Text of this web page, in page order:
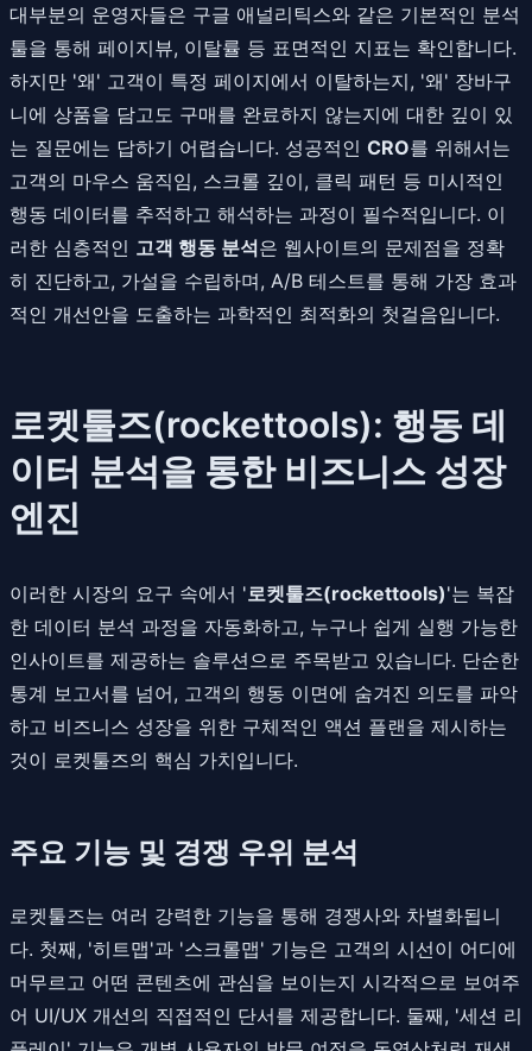
대부분의 운영자들은 구글 애널리틱스와 같은 기본적인 분석
툴을 통해 페이지뷰, 이탈률 등 표면적인 지표는 확인합니다.
하지만 '왜' 고객이 특정 페이지에서 이탈하는지, '왜' 장바구
니에 상품을 담고도 구매를 완료하지 않는지에 대한 깊이 있
는 질문에는 답하기 어렵습니다. 성공적인 CRO를 위해서는
고객의 마우스 움직임, 스크롤 깊이, 클릭 패턴 등 미시적인
행동 데이터를 추적하고 해석하는 과정이 필수적입니다. 이
러한 심층적인 고객 행동 분석은 웹사이트의 문제점을 정확
히 진단하고, 가설을 수립하며, A/B 테스트를 통해 가장 효과
적인 개선안을 도출하는 과학적인 최적화의 첫걸음입니다.
로켓툴즈(rockettools): 행동 데
이터 분석을 통한 비즈니스 성장
엔진
이러한 시장의 요구 속에서 '로켓툴즈(rockettools)'는 복잡
한 데이터 분석 과정을 자동화하고, 누구나 쉽게 실행 가능한
인사이트를 제공하는 솔루션으로 주목받고 있습니다. 단순한
통계 보고서를 넘어, 고객의 행동 이면에 숨겨진 의도를 파악
하고 비즈니스 성장을 위한 구체적인 액션 플랜을 제시하는
것이 로켓툴즈의 핵심 가치입니다.
주요 기능 및 경쟁 우위 분석
로켓툴즈는 여러 강력한 기능을 통해 경쟁사와 차별화됩니
다. 첫째, '히트맵'과 '스크롤맵' 기능은 고객의 시선이 어디에
머무르고 어떤 콘텐츠에 관심을 보이는지 시각적으로 보여주
어 UI/UX 개선의 직접적인 단서를 제공합니다. 둘째, '세션 리